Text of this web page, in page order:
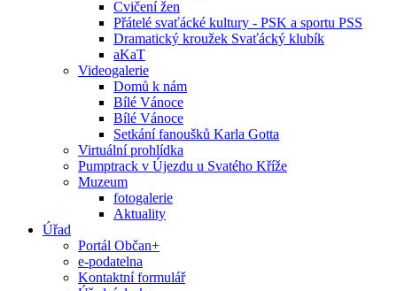
Cvičení žen
Přátelé svaťácké kultury - PSK a sportu PSS
Dramatický kroužek Svaťácký klubík
aKaT
Videogalerie
Domů k nám
Bílé Vánoce
Bílé Vánoce
Setkání fanoušků Karla Gotta
Virtuální prohlídka
Pumptrack v Újezdu u Svatého Kříže
Muzeum
fotogalerie
Aktuality
Úřad
Portál Občan+
e-podatelna
Kontaktní formulář